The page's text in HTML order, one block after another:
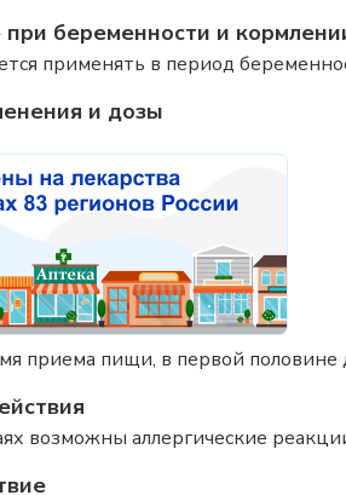
беременности и
применять в период
и дозы
приема пищи, в первой половине
возможны аллергические